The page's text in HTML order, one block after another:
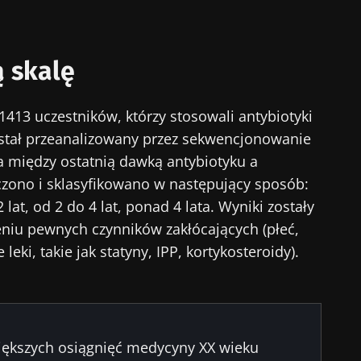
skalę
uczestników, którzy stosowali antybiotyki
przeanalizowany przez sekwencjonowanie
między ostatnią dawką antybiotyku a
i sklasyfikowano w następujący sposób:
od 2 do 4 lat, ponad 4 lata. Wyniki zostały
pewnych czynników zakłócających (płeć,
leki, takie jak statyny, IPP, kortykosteroidy).
osiągnięć medycyny XX wieku